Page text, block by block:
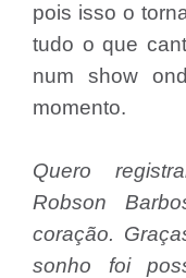
pois isso o
tudo o que
num show
momento.
Quero
Robson
coração.
sonho foi